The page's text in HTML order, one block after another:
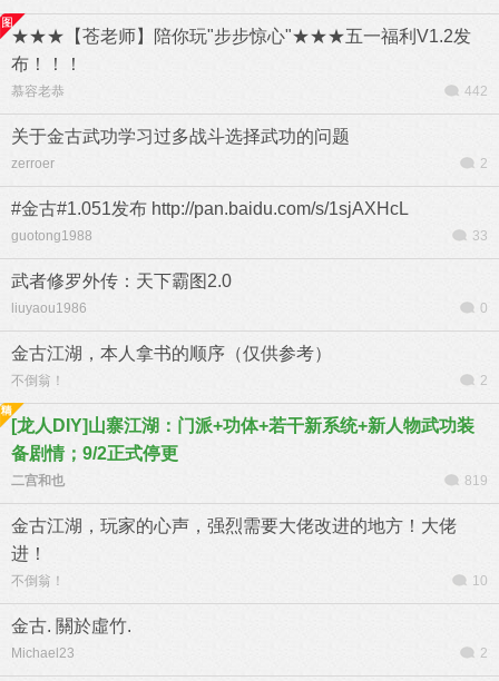
★★★【苍老师】陪你玩"步步惊心"★★★五一福利V1.2发
布！！！
慕容老恭 442
关于金古武功学习过多战斗选择武功的问题
zerroer 2
#金古#1.051发布 http://pan.baidu.com/s/1sjAXHcL
guotong1988 33
武者修罗外传：天下霸图2.0
liuyaou1986 0
金古江湖，本人拿书的顺序（仅供参考）
不倒翁！ 2
[龙人DIY]山寨江湖：门派+功体+若干新系统+新人物武功装
备剧情；9/2正式停更
二宫和也 819
金古江湖，玩家的心声，强烈需要大佬改进的地方！大佬
进！
不倒翁！ 10
金古. 關於虛竹.
Michael23 2